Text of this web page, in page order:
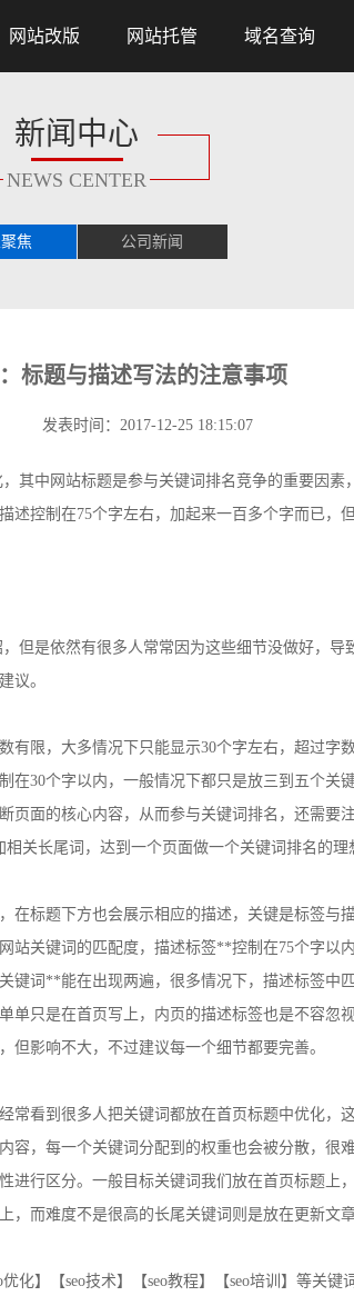
网站改版 网站托管 域名查询
新闻中心
NEWS CENTER
焦 公司新闻
标题与描述写法的注意事项
发表时间：2017-12-25 18:15:07
其中网站标题是参与关键词排名竞争的重要因素
述控制在75个字左右，加起来一百多个字而已，
但是依然有很多人常常因为这些细节没做好，导
议。
有限，大多情况下只能显示30个字左右，超过字
在30个字以内，一般情况下都只是放三到五个关
页面的核心内容，从而参与关键词排名，还需要
关长尾词，达到一个页面做一个关键词排名的理
在标题下方也会展示相应的描述，关键是标签与
站关键词的匹配度，描述标签**控制在75个字以
键词**能在出现两遍，很多情况下，描述标签中
单只是在首页写上，内页的描述标签也是不容忽
但影响不大，不过建议每一个细节都要完善。
常看到很多人把关键词都放在首页标题中优化，
容，每一个关键词分配到的权重也会被分散，很
进行区分。一般目标关键词我们放在首页标题上
而难度不是很高的长尾关键词则是放在更新文章
化】【seo技术】【seo教程】【seo培训】等关键